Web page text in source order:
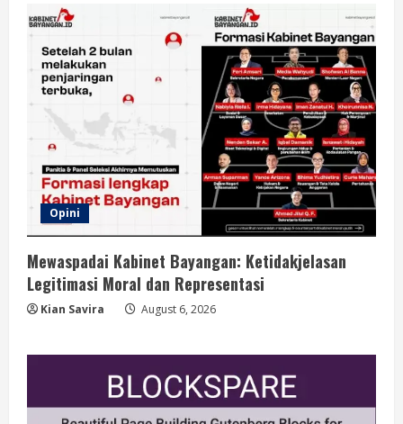
Opini
Mewaspadai Kabinet Bayangan: Ketidakjelasan
Legitimasi Moral dan Representasi
Kian Savira August 6, 2026